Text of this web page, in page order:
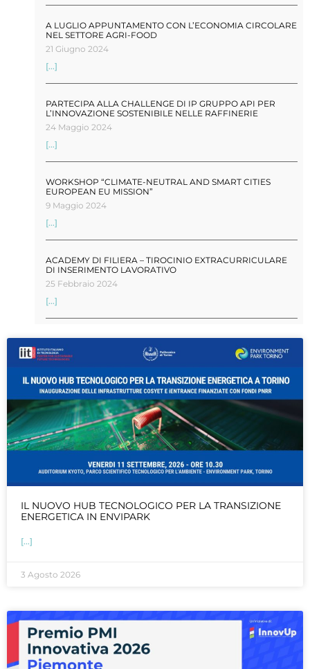
A LUGLIO APPUNTAMENTO CON L’ECONOMIA CIRCOLARE
NEL SETTORE AGRI-FOOD
21 Giugno 2024
[...]
PARTECIPA ALLA CHALLENGE DI IP GRUPPO API PER
L’INNOVAZIONE SOSTENIBILE NELLE RAFFINERIE
24 Maggio 2024
[...]
WORKSHOP “CLIMATE-NEUTRAL AND SMART CITIES
EUROPEAN EU MISSION”
9 Maggio 2024
[...]
ACADEMY DI FILIERA – TIROCINIO EXTRACURRICULARE
DI INSERIMENTO LAVORATIVO
25 Febbraio 2024
[...]
IL NUOVO HUB TECNOLOGICO PER LA TRANSIZIONE
ENERGETICA IN ENVIPARK
[...]
3 Agosto 2026